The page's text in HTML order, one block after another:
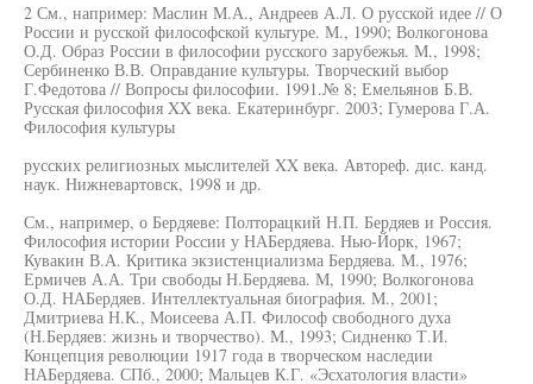
2 См., например: Маслин М.А., Андреев А.Л. О русской идее // О
России и русской философской культуре. М., 1990; Волкогонова
О.Д. Образ России в философии русского зарубежья. М., 1998;
Сербиненко В.В. Оправдание культуры. Творческий выбор
Г.Федотова // Вопросы философии. 1991.№ 8; Емельянов Б.В.
Русская философия XX века. Екатеринбург. 2003; Гумерова Г.А.
Философия культуры
русских религиозных мыслителей XX века. Автореф. дис. канд.
наук. Нижневартовск, 1998 и др.
См., например, о Бердяеве: Полторацкий Н.П. Бердяев и Россия.
Философия истории России у НАБердяева. Нью-Йорк, 1967;
Кувакин В.А. Критика экзистенциализма Бердяева. М., 1976;
Ермичев А.А. Три свободы Н.Бердяева. М, 1990; Волкогонова
О.Д. НАБердяев. Интеллектуальная биография. М., 2001;
Дмитриева Н.К., Моисеева А.П. Философ свободного духа
(Н.Бердяев: жизнь и творчество). М., 1993; Сидненко Т.И.
Концепция революции 1917 года в творческом наследии
НАБердяева. СПб., 2000; Мальцев К.Г. «Эсхатология власти»